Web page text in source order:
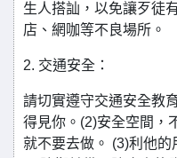
生人搭訕，以免讓歹徒
店、網咖等不良場所。
2. 交通安全：
請切實遵守交通安全教
得見你。(2)安全空間，
就不要去做。 (3)利他的